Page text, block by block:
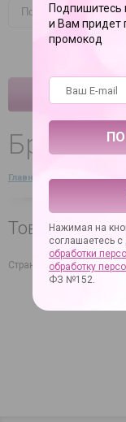
Бренды
Главная → Справочная
Товары
Страна производителя:
Подпишитесь
и Вам придет
промокод
Нажимая на
соглашаетесь
обработки
обработку
ФЗ №152.